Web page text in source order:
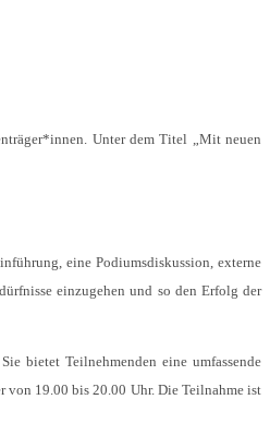
Unter dem Titel „Mit neuen
eine Podiumsdiskussion, externe
einzugehen und so den Erfolg der
bietet Teilnehmenden eine umfassende
von 19.00 bis 20.00 Uhr. Die Teilnahme ist